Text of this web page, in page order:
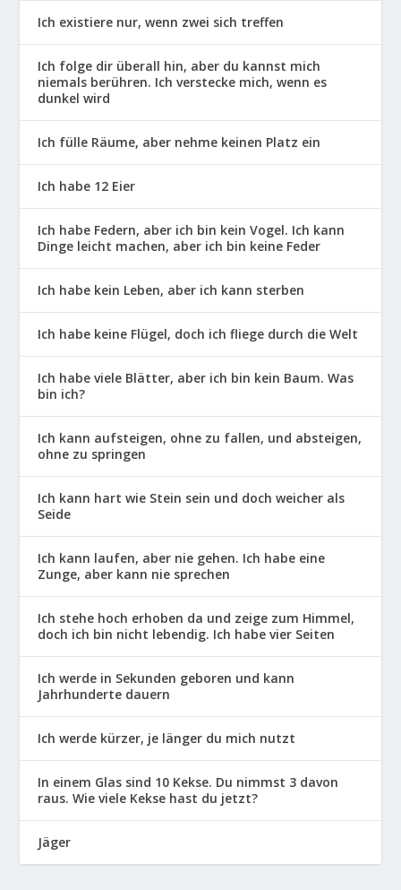
Ich existiere nur, wenn zwei sich treffen
Ich folge dir überall hin, aber du kannst mich
niemals berühren. Ich verstecke mich, wenn es
dunkel wird
Ich fülle Räume, aber nehme keinen Platz ein
Ich habe 12 Eier
Ich habe Federn, aber ich bin kein Vogel. Ich kann
Dinge leicht machen, aber ich bin keine Feder
Ich habe kein Leben, aber ich kann sterben
Ich habe keine Flügel, doch ich fliege durch die Welt
Ich habe viele Blätter, aber ich bin kein Baum. Was
bin ich?
Ich kann aufsteigen, ohne zu fallen, und absteigen,
ohne zu springen
Ich kann hart wie Stein sein und doch weicher als
Seide
Ich kann laufen, aber nie gehen. Ich habe eine
Zunge, aber kann nie sprechen
Ich stehe hoch erhoben da und zeige zum Himmel,
doch ich bin nicht lebendig. Ich habe vier Seiten
Ich werde in Sekunden geboren und kann
Jahrhunderte dauern
Ich werde kürzer, je länger du mich nutzt
In einem Glas sind 10 Kekse. Du nimmst 3 davon
raus. Wie viele Kekse hast du jetzt?
Jäger